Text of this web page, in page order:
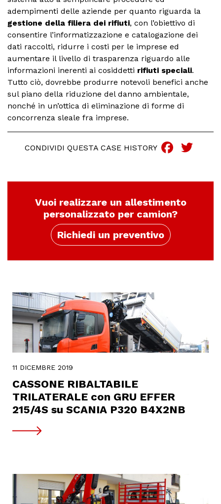
adempimenti delle aziende per quanto riguarda la
gestione della filiera dei rifiuti, con l’obiettivo di
consentire l’informatizzazione e catalogazione dei
dati raccolti, ridurre i costi per le imprese ed
aumentare il livello di trasparenza riguardo alle
informazioni inerenti ai cosiddetti rifiuti speciali.
Tutto ciò, dovrebbe produrre notevoli benefici anche
sul piano della riduzione del danno ambientale,
nonché in un’ottica di eliminazione di forme di
concorrenza sleale fra imprese.
CONDIVIDI QUESTA CASE HISTORY
Vuoi realizzare un allestimento
personalizzato per camion?
Richiedi un preventivo
11 DICEMBRE 2019
CASSONE RIBALTABILE
TRILATERALE con GRU EFFER
215/4S su SCANIA P320 B4X2NB